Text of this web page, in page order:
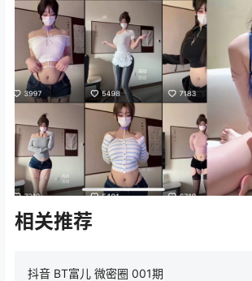
相关推荐
抖音 BT富儿 微密圈 001期